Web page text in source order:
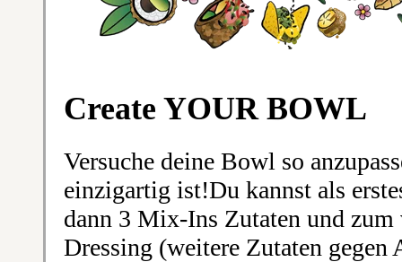
Create YOUR BOWL
Versuche deine Bowl so
einzigartig ist!Du kannst als
dann 3 Mix-Ins Zutaten und zum
Dressing (weitere Zutaten gegen